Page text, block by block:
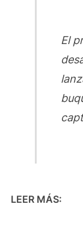
El
LEER MÁS: